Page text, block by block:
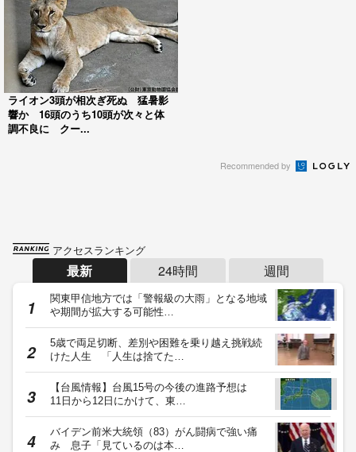
ライオン3頭が相次ぎ死ぬ 猛暑影
響か 16頭のうち10頭が次々と体
調不良に クー...
Recommended by
アクセスランキング
最新 24時間 週間
関東甲信地方では「警報級の大雨」となる地域
や期間が拡大する可能性…
5歳で両足切断、差別や困難を乗り越え挑戦続
けた人生 「人生は捨てた…
【台風情報】台風15号の今後の進路予想は
11日から12日にかけて、東…
バイデン前米大統領（83）がん闘病で強い痛
み 息子「見ているのは本…